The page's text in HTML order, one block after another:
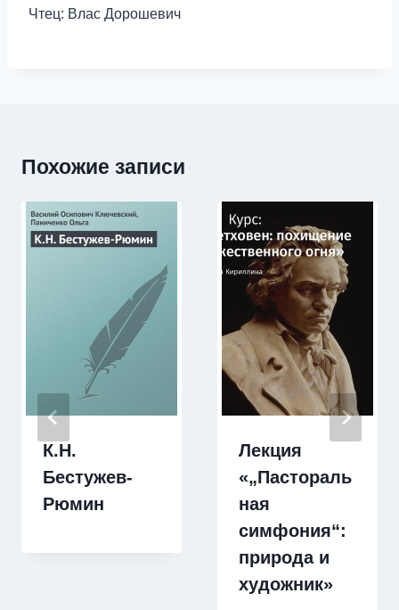
Чтец: Влас Дорошевич
Похожие записи
К.Н.
Бестужев-
Рюмин
Лекция
«„Пастораль
ная
симфония“:
природа и
художник»